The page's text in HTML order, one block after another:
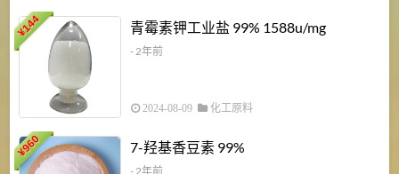
¥
144 青霉素钾工业盐 99% 1588u/mg
- 2年前
2024-08-09 化工原料
¥
960 7-羟基香豆素 99%
- 2年前